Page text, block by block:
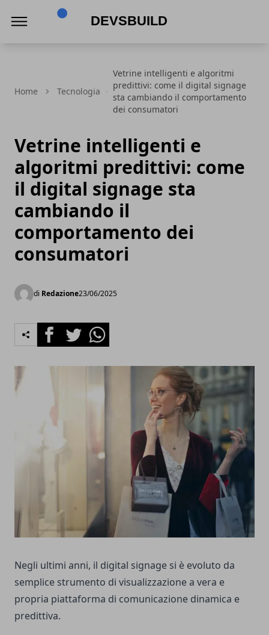
Home Tecnologia
Vetrine intelligenti e algoritmi
predittivi: come il digital signage
sta cambiando il comportamento
dei consumatori
Vetrine intelligenti e
algoritmi predittivi: come
il digital signage sta
cambiando il
comportamento dei
consumatori
di Redazione23/06/2025
FacebookTwitterWhatsapp
Negli ultimi anni, il digital signage si è evoluto da
semplice strumento di visualizzazione a vera e
propria piattaforma di comunicazione dinamica e
predittiva.